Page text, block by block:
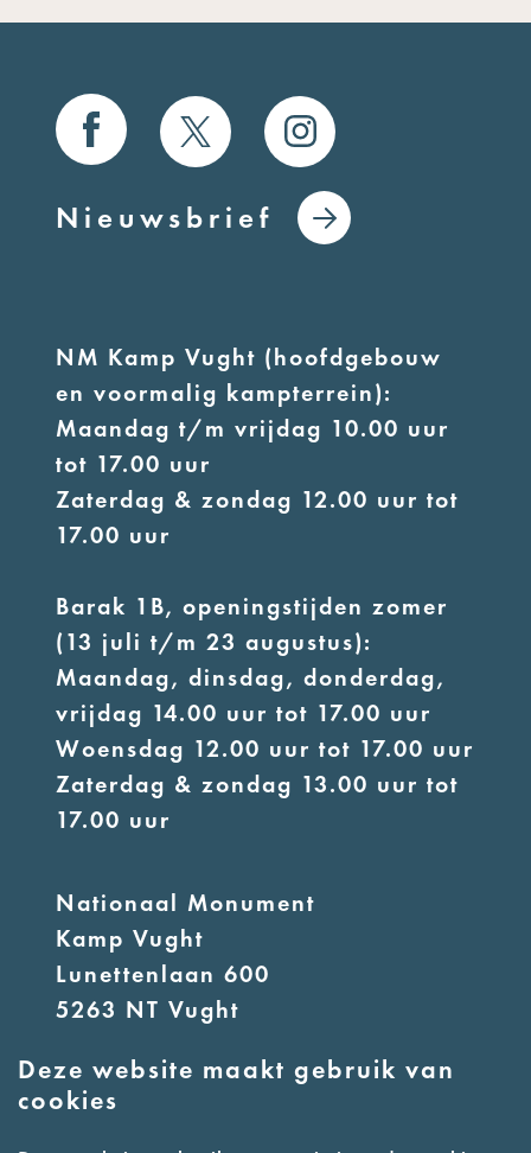
Deze website maakt gebruik van
cookies
Nieuwsbrief
NM Kamp Vught (hoofdgebouw
en voormalig kampterrein):
Maandag t/m vrijdag 10.00 uur
tot 17.00 uur
Zaterdag & zondag 12.00 uur tot
17.00 uur
Barak 1B, openingstijden zomer
(13 juli t/m 23 augustus):
Maandag, dinsdag, donderdag,
vrijdag 14.00 uur tot 17.00 uur
Woensdag 12.00 uur tot 17.00 uur
Zaterdag & zondag 13.00 uur tot
17.00 uur
Nationaal Monument
Kamp Vught
Lunettenlaan 600
5263 NT Vught
E:info@nmkampvught.nl